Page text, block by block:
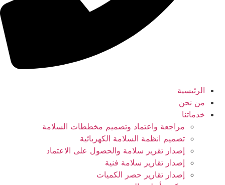
الرئيسية
من نحن
خدماتنا
مراجعة واعتماد وتصميم مخططات السلامة
تصميم انظمة السلامة الكهربائية
إصدار تقرير سلامة والحصول على الاعتماد
إصدار تقارير سلامة فنية
إصدار تقارير حصر الكميات